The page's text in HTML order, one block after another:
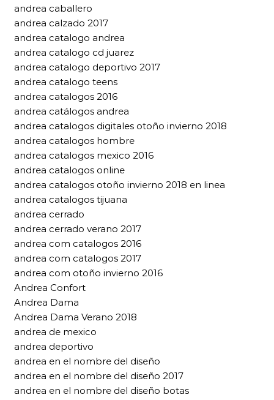
andrea caballero
andrea calzado 2017
andrea catalogo andrea
andrea catalogo cd juarez
andrea catalogo deportivo 2017
andrea catalogo teens
andrea catalogos 2016
andrea catálogos andrea
andrea catalogos digitales otoño invierno 2018
andrea catalogos hombre
andrea catalogos mexico 2016
andrea catalogos online
andrea catalogos otoño invierno 2018 en linea
andrea catalogos tijuana
andrea cerrado
andrea cerrado verano 2017
andrea com catalogos 2016
andrea com catalogos 2017
andrea com otoño invierno 2016
Andrea Confort
Andrea Dama
Andrea Dama Verano 2018
andrea de mexico
andrea deportivo
andrea en el nombre del diseño
andrea en el nombre del diseño 2017
andrea en el nombre del diseño botas